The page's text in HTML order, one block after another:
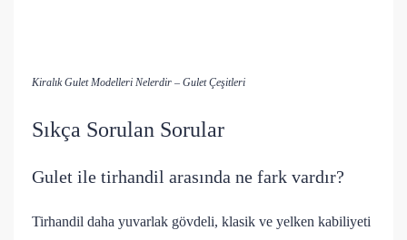
Kiralık Gulet Modelleri Nelerdir – Gulet Çeşitleri
Sıkça Sorulan Sorular
Gulet ile tirhandil arasında ne fark vardır?
Tirhandil daha yuvarlak gövdeli, klasik ve yelken kabiliyeti